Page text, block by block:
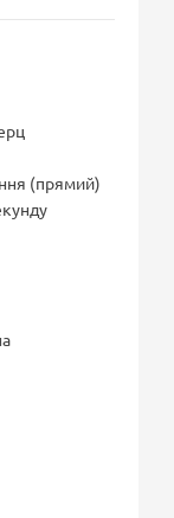
(прямий)